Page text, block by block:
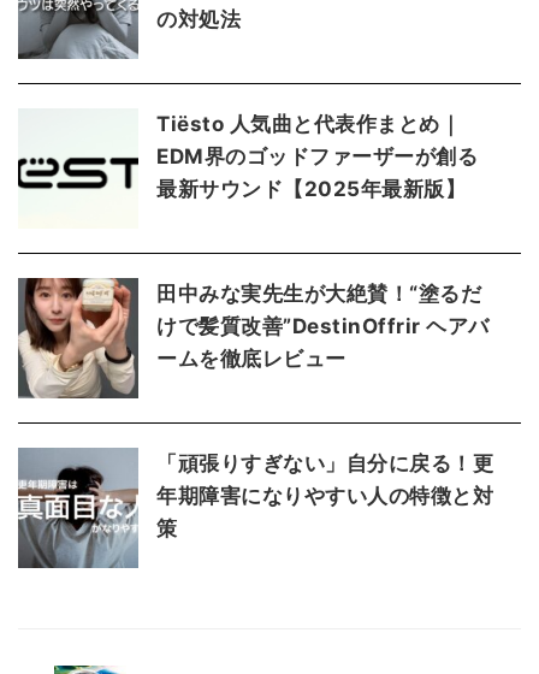
の対処法
Tiësto 人気曲と代表作まとめ｜
EDM界のゴッドファーザーが創る
最新サウンド【2025年最新版】
田中みな実先生が大絶賛！“塗るだ
けで髪質改善”DestinOffrir ヘアバ
ームを徹底レビュー
「頑張りすぎない」自分に戻る！更
年期障害になりやすい人の特徴と対
策